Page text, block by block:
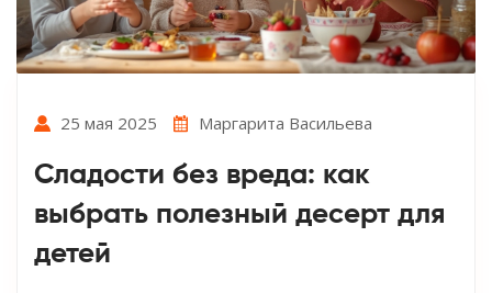
25 мая 2025 Маргарита Васильева
Сладости без вреда: как
выбрать полезный десерт для
детей